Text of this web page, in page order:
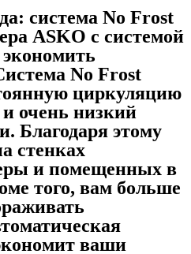
система No Frost
ASKO с системой
No Frost
циркуляцию
и очень низкий
Благодаря этому
стенках
и помещенных в
того, вам больше
ваши